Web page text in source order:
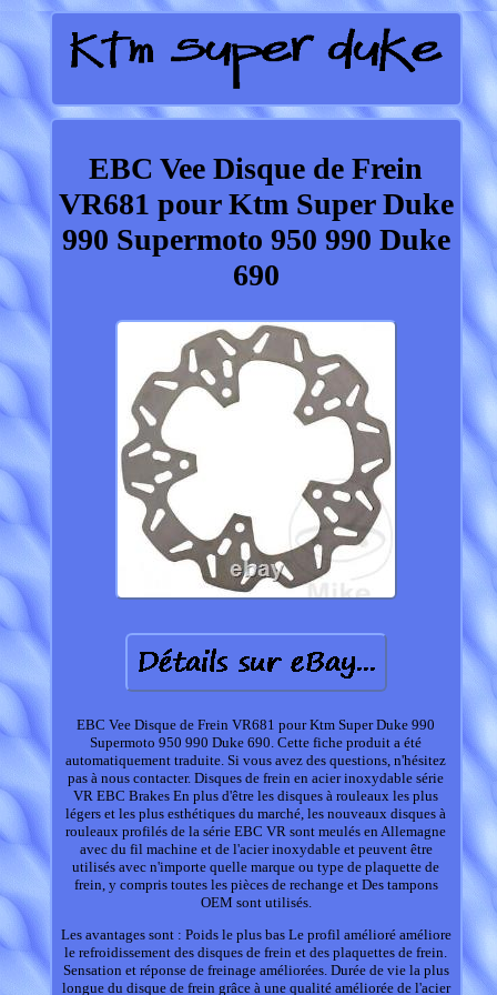
EBC Vee Disque de Frein
VR681 pour Ktm Super Duke
990 Supermoto 950 990 Duke
690
EBC Vee Disque de Frein VR681 pour Ktm Super Duke 990
Supermoto 950 990 Duke 690. Cette fiche produit a été
automatiquement traduite. Si vous avez des questions, n'hésitez
pas à nous contacter. Disques de frein en acier inoxydable série
VR EBC Brakes En plus d'être les disques à rouleaux les plus
légers et les plus esthétiques du marché, les nouveaux disques à
rouleaux profilés de la série EBC VR sont meulés en Allemagne
avec du fil machine et de l'acier inoxydable et peuvent être
utilisés avec n'importe quelle marque ou type de plaquette de
frein, y compris toutes les pièces de rechange et Des tampons
OEM sont utilisés.
Les avantages sont : Poids le plus bas Le profil amélioré améliore
le refroidissement des disques de frein et des plaquettes de frein.
Sensation et réponse de freinage améliorées. Durée de vie la plus
longue du disque de frein grâce à une qualité améliorée de l'acier